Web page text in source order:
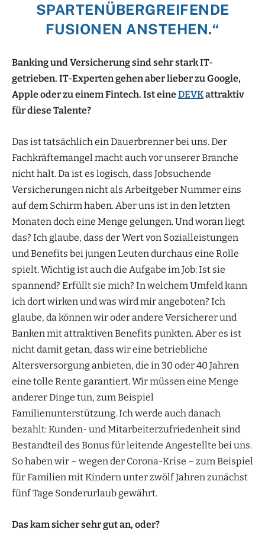
SPARTENÜBERGREIFENDE
FUSIONEN ANSTEHEN.“
Banking und Versicherung sind sehr stark IT-
getrieben. IT-Experten gehen aber lieber zu Google,
Apple oder zu einem Fintech. Ist eineDEVKattraktiv
für diese Talente?
Das ist tatsächlich ein Dauerbrenner bei uns. Der
Fachkräftemangel macht auch vor unserer Branche
nicht halt. Da ist es logisch, dass Jobsuchende
Versicherungen nicht als Arbeitgeber Nummer eins
auf dem Schirm haben. Aber uns ist in den letzten
Monaten doch eine Menge gelungen. Und woran liegt
das? Ich glaube, dass der Wert von Sozialleistungen
und Benefits bei jungen Leuten durchaus eine Rolle
spielt. Wichtig ist auch die Aufgabe im Job: Ist sie
spannend? Erfüllt sie mich? In welchem Umfeld kann
ich dort wirken und was wird mir angeboten? Ich
glaube, da können wir oder andere Versicherer und
Banken mit attraktiven Benefits punkten. Aber es ist
nicht damit getan, dass wir eine betriebliche
Altersversorgung anbieten, die in 30 oder 40 Jahren
eine tolle Rente garantiert. Wir müssen eine Menge
anderer Dinge tun, zum Beispiel
Familienunterstützung. Ich werde auch danach
bezahlt: Kunden- und Mitarbeiterzufriedenheit sind
Bestandteil des Bonus für leitende Angestellte bei uns.
So haben wir – wegen der Corona-Krise – zum Beispiel
für Familien mit Kindern unter zwölf Jahren zunächst
fünf Tage Sonderurlaub gewährt.
Das kam sicher sehr gut an, oder?